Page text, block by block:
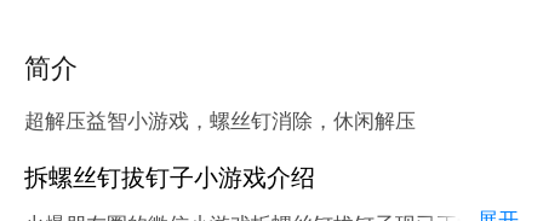
简介
超解压益智小游戏，螺丝钉消除，休闲解压
拆螺丝钉拔钉子小游戏介绍